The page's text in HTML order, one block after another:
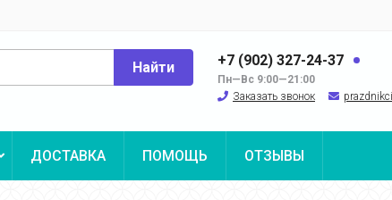
+7 (902) 327-24-37
Пн—Вс 9:00—21:00
Заказать звонок
Найти
ДОСТАВКА ПОМОЩЬ ОТЗЫВЫ